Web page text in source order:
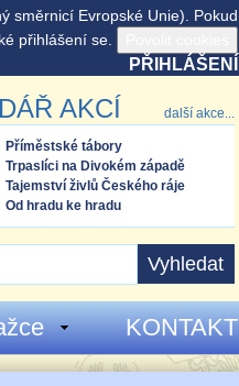
směrnicí Evropské Unie). Pokud
přihlášení se.
PŘIHLÁŠENÍ
AKCÍ další akce...
Příměstské tábory
Trpaslíci na Divokém západě
Tajemství živlů Českého ráje
Od hradu ke hradu
KONTAKT